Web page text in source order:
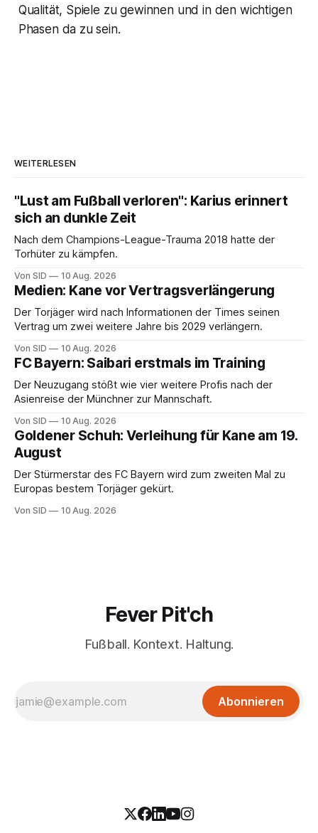
Qualität, Spiele zu gewinnen und in den wichtigen
Phasen da zu sein.
WEITERLESEN
"Lust am Fußball verloren": Karius erinnert
sich an dunkle Zeit
Nach dem Champions-League-Trauma 2018 hatte der
Torhüter zu kämpfen.
Von SID 10 Aug. 2026
Medien: Kane vor Vertragsverlängerung
Der Torjäger wird nach Informationen der Times seinen
Vertrag um zwei weitere Jahre bis 2029 verlängern.
Von SID 10 Aug. 2026
FC Bayern: Saibari erstmals im Training
Der Neuzugang stößt wie vier weitere Profis nach der
Asienreise der Münchner zur Mannschaft.
Von SID 10 Aug. 2026
Goldener Schuh: Verleihung für Kane am 19.
August
Der Stürmerstar des FC Bayern wird zum zweiten Mal zu
Europas bestem Torjäger gekürt.
Von SID 10 Aug. 2026
Fever Pit'ch
Fußball. Kontext. Haltung.
Abonnieren